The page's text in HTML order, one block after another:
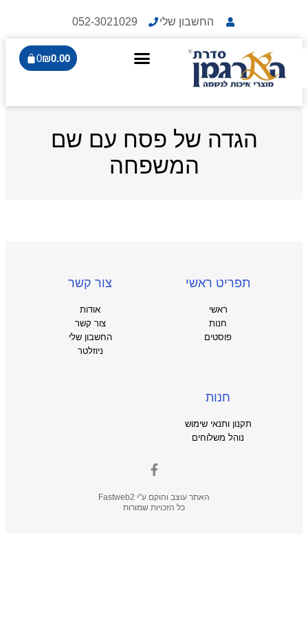
החשבון שלי 052-3021029
₪0.00
0
הגדה של פסח עם שם
המשפחה
תפריט ראשי
ראשי
חנות
פוסטים
צור קשר
אודות
צור קשר
החשבון שלי
ניוזלטר
חנות
תקנון ותנאי שימוש
נוהל משלוחים
האתר עוצב והוקם ע"י Fastweb2
כל הזכויות שמורות